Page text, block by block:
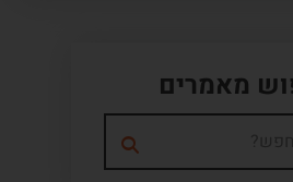
מאמרים